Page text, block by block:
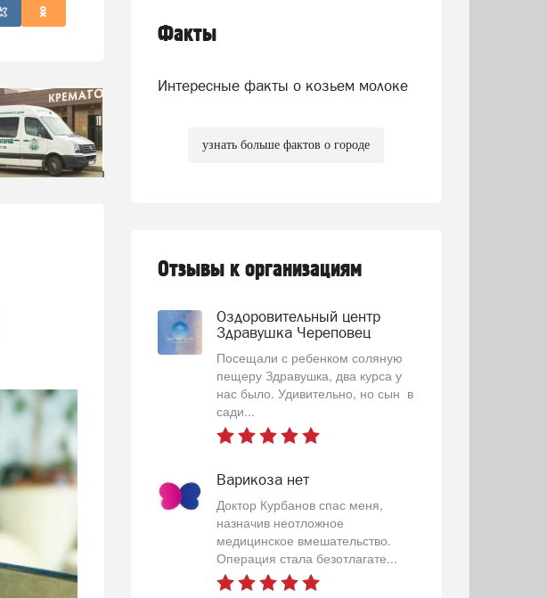
Факты
Интересные факты о козьем молоке
узнать больше фактов о городе
Отзывы к организациям
Оздоровительный центр
Здравушка Череповец
Посещали с ребенком соляную
пещеру Здравушка, два курса у
нас было. Удивительно, но сын в
сади...
Варикоза нет
Доктор Курбанов спас меня,
назначив неотложное
медицинское вмешательство.
Операция стала безотлагате...